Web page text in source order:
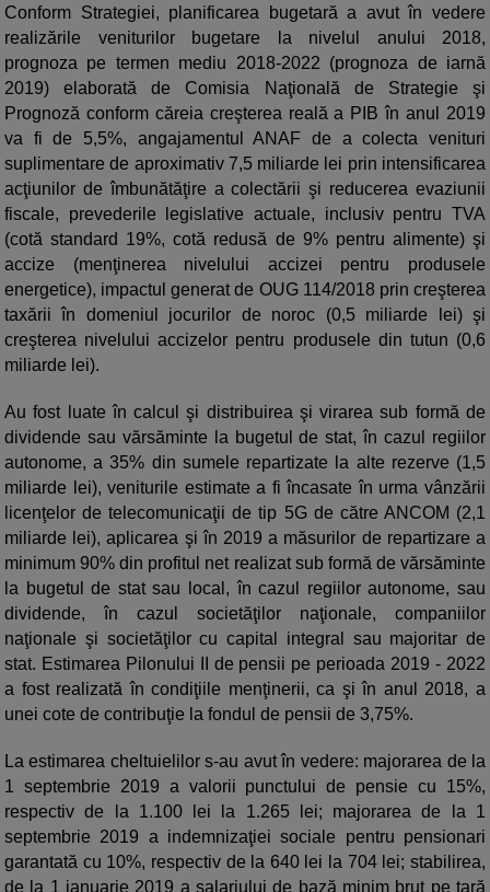
Conform Strategiei, planificarea bugetară a avut în vedere
realizările veniturilor bugetare la nivelul anului 2018,
prognoza pe termen mediu 2018-2022 (prognoza de iarnă
2019) elaborată de Comisia Naţională de Strategie şi
Prognoză conform căreia creşterea reală a PIB în anul 2019
va fi de 5,5%, angajamentul ANAF de a colecta venituri
suplimentare de aproximativ 7,5 miliarde lei prin intensificarea
acţiunilor de îmbunătăţire a colectării şi reducerea evaziunii
fiscale, prevederile legislative actuale, inclusiv pentru TVA
(cotă standard 19%, cotă redusă de 9% pentru alimente) şi
accize (menţinerea nivelului accizei pentru produsele
energetice), impactul generat de OUG 114/2018 prin creşterea
taxării în domeniul jocurilor de noroc (0,5 miliarde lei) şi
creşterea nivelului accizelor pentru produsele din tutun (0,6
miliarde lei).
Au fost luate în calcul şi distribuirea şi virarea sub formă de
dividende sau vărsăminte la bugetul de stat, în cazul regiilor
autonome, a 35% din sumele repartizate la alte rezerve (1,5
miliarde lei), veniturile estimate a fi încasate în urma vânzării
licenţelor de telecomunicaţii de tip 5G de către ANCOM (2,1
miliarde lei), aplicarea şi în 2019 a măsurilor de repartizare a
minimum 90% din profitul net realizat sub formă de vărsăminte
la bugetul de stat sau local, în cazul regiilor autonome, sau
dividende, în cazul societăţilor naţionale, companiilor
naţionale şi societăţilor cu capital integral sau majoritar de
stat. Estimarea Pilonului II de pensii pe perioada 2019 - 2022
a fost realizată în condiţiile menţinerii, ca şi în anul 2018, a
unei cote de contribuţie la fondul de pensii de 3,75%.
La estimarea cheltuielilor s-au avut în vedere: majorarea de la
1 septembrie 2019 a valorii punctului de pensie cu 15%,
respectiv de la 1.100 lei la 1.265 lei; majorarea de la 1
septembrie 2019 a indemnizaţiei sociale pentru pensionari
garantată cu 10%, respectiv de la 640 lei la 704 lei; stabilirea,
de la 1 ianuarie 2019 a salariului de bază minim brut pe ţară